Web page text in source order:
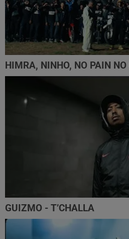
HIMRA, NINHO, NO PAIN
GUIZMO - T’CHALLA